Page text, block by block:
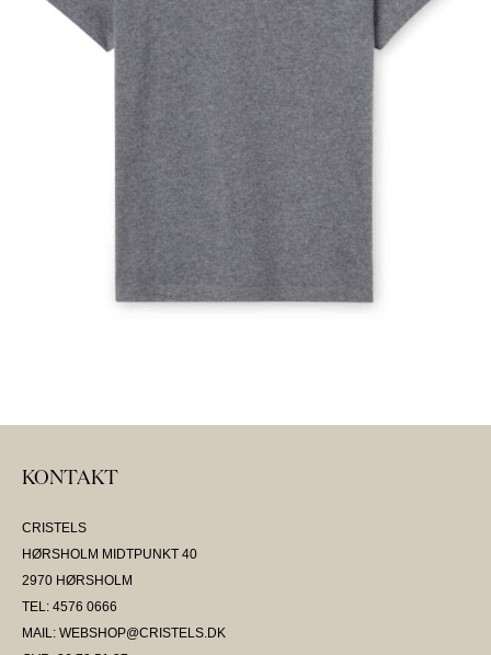
KONTAKT
CRISTELS
HØRSHOLM MIDTPUNKT 40
2970 HØRSHOLM
TEL: 4576 0666
MAIL: WEBSHOP@CRISTELS.DK